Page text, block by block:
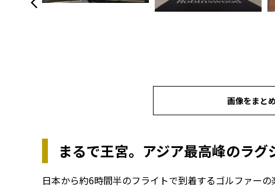
画像をまと
まるで王宮。アジア最高峰のラ
日本から約6時間半のフライトで到着するゴルファー